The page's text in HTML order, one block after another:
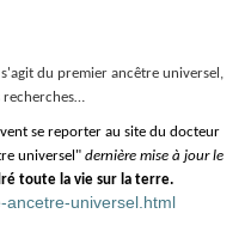
du premier ancêtre universel,
recherches…
se reporter au site du docteur
universel" dernière mise à jour le
toute la vie sur la terre.
ancetre-universel.html